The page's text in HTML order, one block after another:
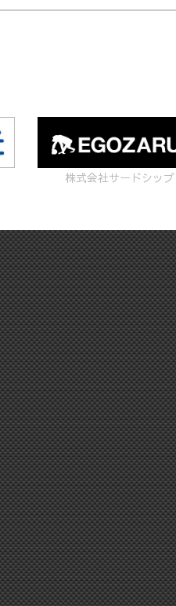
株式会社サードシップ